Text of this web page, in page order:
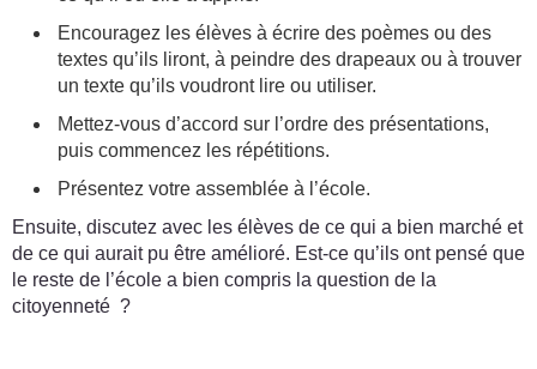
Encouragez les élèves à écrire des poèmes ou des
textes qu’ils liront, à peindre des drapeaux ou à trouver
un texte qu’ils voudront lire ou utiliser.
Mettez-vous d’accord sur l’ordre des présentations,
puis commencez les répétitions.
Présentez votre assemblée à l’école.
Ensuite, discutez avec les élèves de ce qui a bien marché et
de ce qui aurait pu être amélioré. Est-ce qu’ils ont pensé que
le reste de l’école a bien compris la question de la
citoyenneté ?